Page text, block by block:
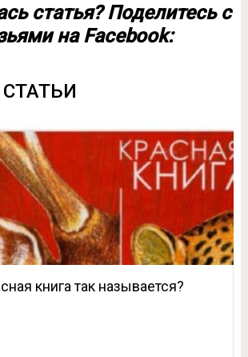
статья? Поделитесь с
на Facebook:
книга так называется?